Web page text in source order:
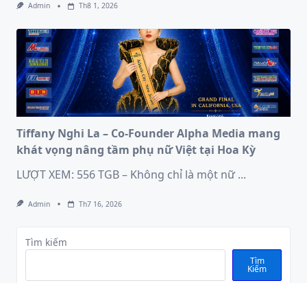
Admin Th8 1, 2026
Tiffany Nghi La – Co-Founder Alpha Media mang
khát vọng nâng tầm phụ nữ Việt tại Hoa Kỳ
LƯỢT XEM: 556 TGB – Không chỉ là một nữ ...
Admin Th7 16, 2026
Tìm kiếm
Tìm
Kiếm